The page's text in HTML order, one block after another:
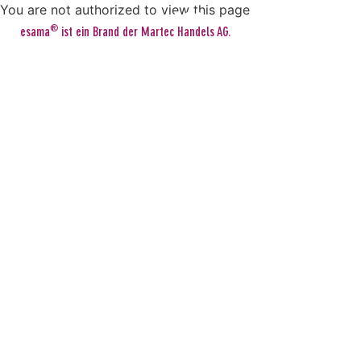
You are not authorized to view this page
esama® ist ein Brand der Martec Handels AG.